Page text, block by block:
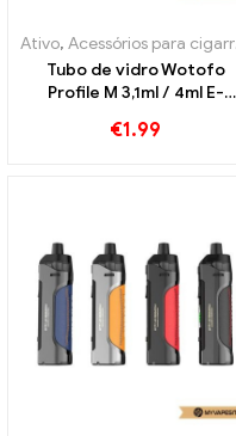
Ativo, Acessórios para cigarros eletrônicos
Tubo de vidro Wotofo
Profile M 3,1ml / 4ml E-
Personalizado
€1.99